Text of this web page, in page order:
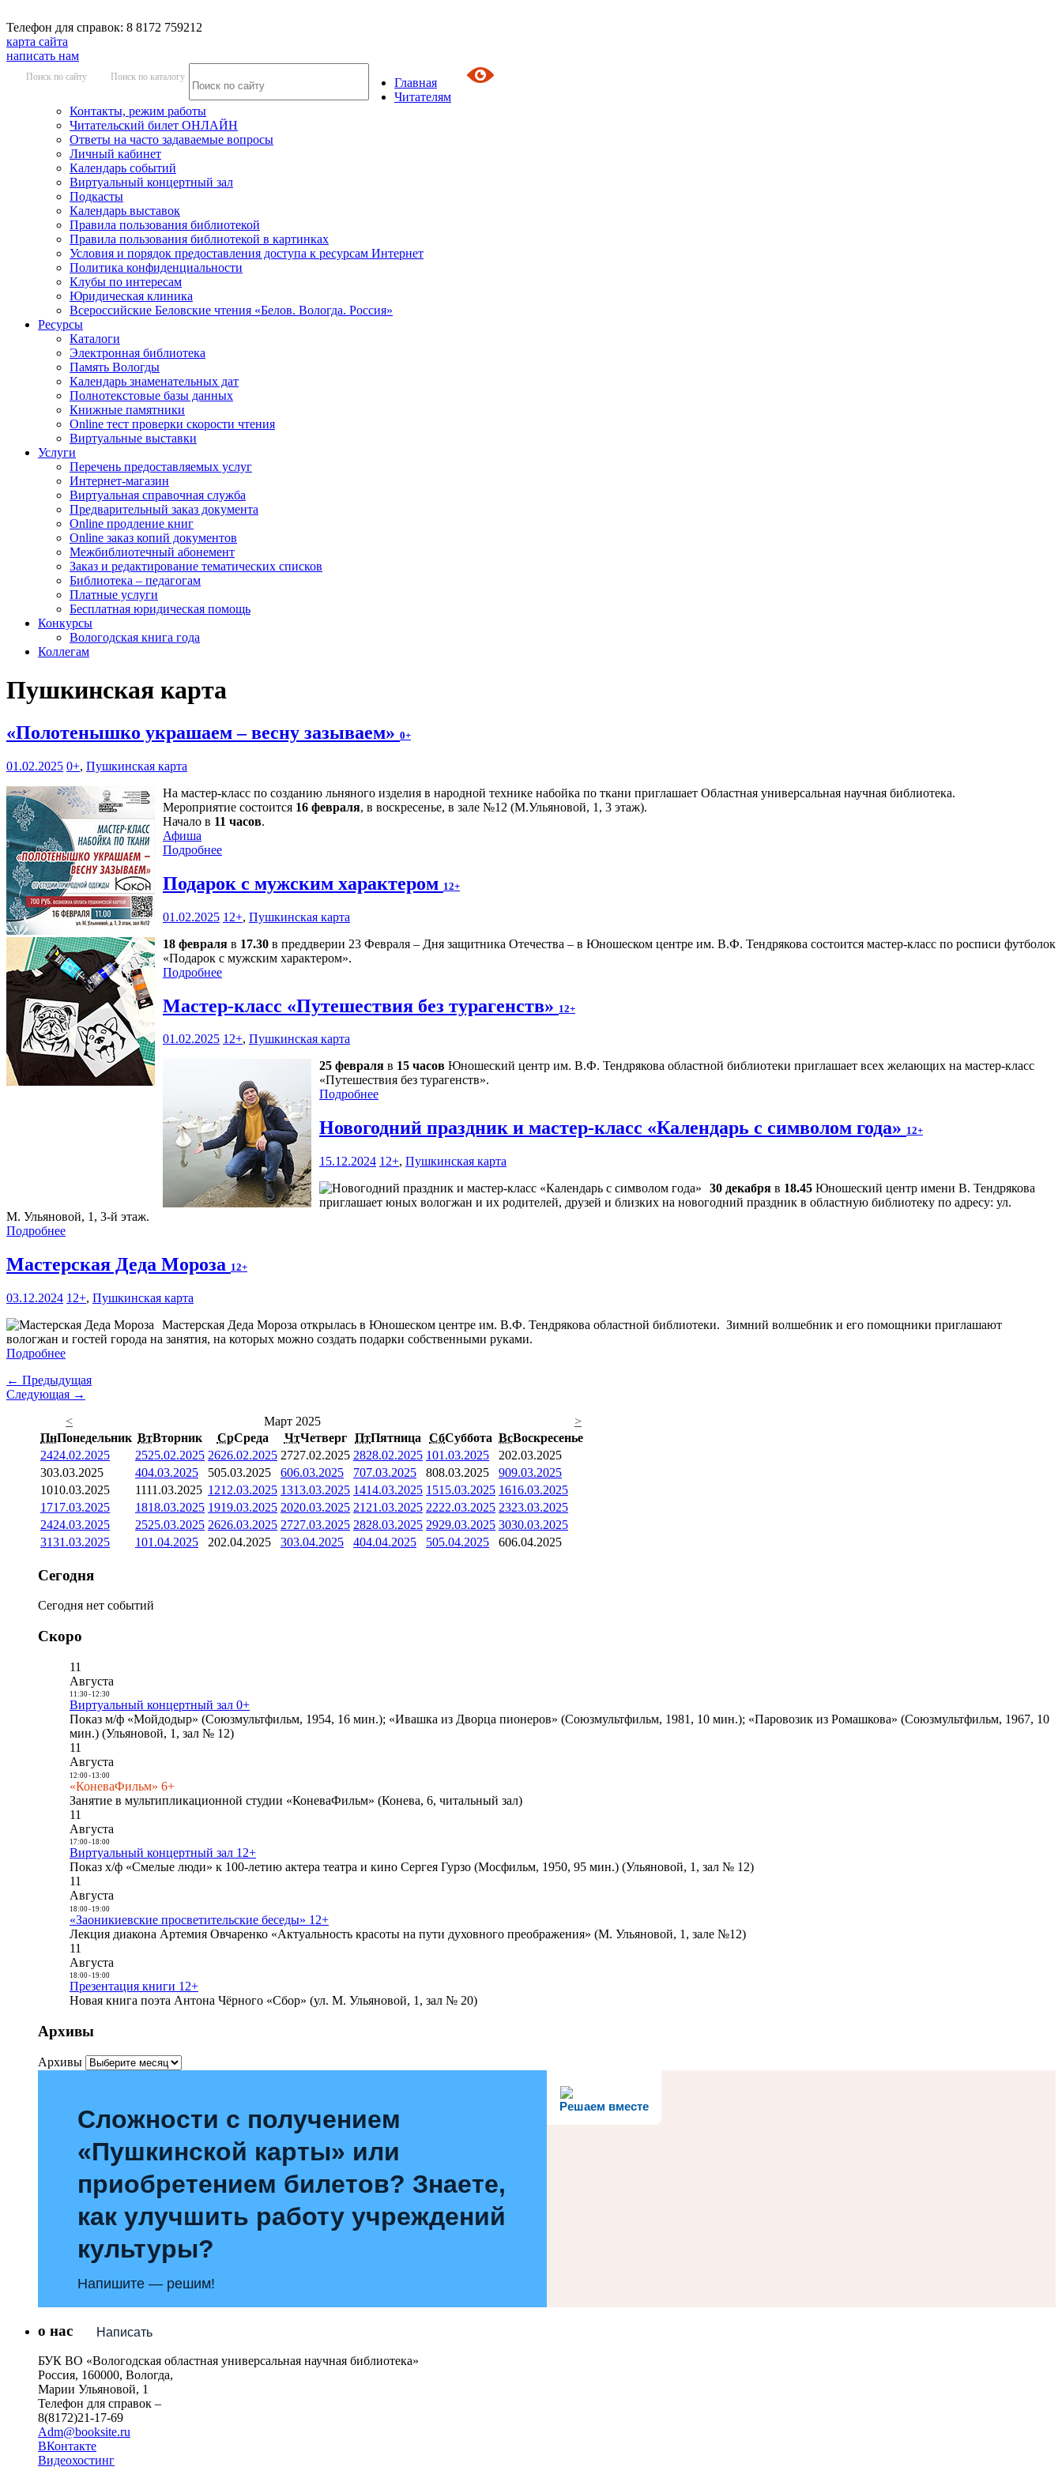
Телефон для справок: 8 8172 759212
карта сайта
написать нам
Поиск по сайту Поиск по каталогу
Главная
Читателям
Контакты, режим работы
Читательский билет ОНЛАЙН
Ответы на часто задаваемые вопросы
Личный кабинет
Календарь событий
Виртуальный концертный зал
Подкасты
Календарь выставок
Правила пользования библиотекой
Правила пользования библиотекой в картинках
Условия и порядок предоставления доступа к ресурсам Интернет
Политика конфиденциальности
Клубы по интересам
Юридическая клиника
Всероссийские Беловские чтения «Белов. Вологда. Россия»
Ресурсы
Каталоги
Электронная библиотека
Память Вологды
Календарь знаменательных дат
Полнотекстовые базы данных
Книжные памятники
Online тест проверки скорости чтения
Виртуальные выставки
Услуги
Перечень предоставляемых услуг
Интернет-магазин
Виртуальная справочная служба
Предварительный заказ документа
Online продление книг
Online заказ копий документов
Межбиблиотечный абонемент
Заказ и редактирование тематических списков
Библиотека – педагогам
Платные услуги
Бесплатная юридическая помощь
Конкурсы
Вологодская книга года
Коллегам
Пушкинская карта
«Полотенышко украшаем – весну зазываем» 0+
01.02.2025 0+, Пушкинская карта
На мастер-класс по созданию льняного изделия в народной технике набойка по ткани приглашает Областная универсальная научная библиотека.
Мероприятие состоится 16 февраля, в воскресенье, в зале №12 (М.Ульяновой, 1, 3 этаж).
Начало в 11 часов.
Афиша
Подробнее
Подарок с мужским характером 12+
01.02.2025 12+, Пушкинская карта
18 февраля в 17.30 в преддверии 23 Февраля – Дня защитника Отечества – в Юношеском центре им. В.Ф. Тендрякова состоится мастер-класс по росписи футболок
«Подарок с мужским характером».
Подробнее
Мастер-класс «Путешествия без турагенств» 12+
01.02.2025 12+, Пушкинская карта
25 февраля в 15 часов Юношеский центр им. В.Ф. Тендрякова областной библиотеки приглашает всех желающих на мастер-класс
«Путешествия без турагенств».
Подробнее
Новогодний праздник и мастер-класс «Календарь с символом года» 12+
15.12.2024 12+, Пушкинская карта
30 декабря в 18.45 Юношеский центр имени В. Тендрякова
приглашает юных вологжан и их родителей, друзей и близких на новогодний праздник в областную библиотеку по адресу: ул.
М. Ульяновой, 1, 3-й этаж.
Подробнее
Мастерская Деда Мороза 12+
03.12.2024 12+, Пушкинская карта
Мастерская Деда Мороза открылась в Юношеском центре им. В.Ф. Тендрякова областной библиотеки. Зимний волшебник и его помощники приглашают
вологжан и гостей города на занятия, на которых можно создать подарки собственными руками.
Подробнее
← Предыдущая
Следующая →
<
Март 2025
>
ПнПонедельник ВтВторник СрСреда ЧтЧетверг ПтПятница СбСуббота ВсВоскресенье
2424.02.2025 2525.02.2025 2626.02.2025 2727.02.2025 2828.02.2025 101.03.2025 202.03.2025
303.03.2025 404.03.2025 505.03.2025 606.03.2025 707.03.2025 808.03.2025 909.03.2025
1010.03.2025 1111.03.2025 1212.03.2025 1313.03.2025 1414.03.2025 1515.03.2025 1616.03.2025
1717.03.2025 1818.03.2025 1919.03.2025 2020.03.2025 21 21.03.2025 2222.03.2025 2323.03.2025
2424.03.2025 2525.03.2025 2626.03.2025 2727.03.2025 2828.03.2025 2929.03.2025 3030.03.2025
3131.03.2025 101.04.2025 202.04.2025 303.04.2025 404.04.2025 505.04.2025 606.04.2025
Сегодня
Сегодня нет событий
Скоро
11
Августа
11:30- 12:30
Виртуальный концертный зал 0+
Показ м/ф «Мойдодыр» (Союзмультфильм, 1954, 16 мин.); «Ивашка из Дворца пионеров» (Союзмультфильм, 1981, 10 мин.); «Паровозик из Ромашкова» (Союзмультфильм, 1967, 10
мин.) (Ульяновой, 1, зал № 12)
11
Августа
12:00- 13:00
«КоневаФильм» 6+
Занятие в мультипликационной студии «КоневаФильм» (Конева, 6, читальный зал)
11
Августа
17:00- 18:00
Виртуальный концертный зал 12+
Показ х/ф «Смелые люди» к 100-летию актера театра и кино Сергея Гурзо (Мосфильм, 1950, 95 мин.) (Ульяновой, 1, зал № 12)
11
Августа
18:00- 19:00
«Заоникиевские просветительские беседы» 12+
Лекция диакона Артемия Овчаренко «Актуальность красоты на пути духовного преображения» (М. Ульяновой, 1, зале №12)
11
Августа
18:00- 19:00
Презентация книги 12+
Новая книга поэта Антона Чёрного «Сбор» (ул. М. Ульяновой, 1, зал № 20)
Архивы
Архивы
Решаем вместе
Сложности с получением
«Пушкинской карты» или
приобретением билетов? Знаете,
как улучшить работу учреждений
культуры?
Напишите — решим!
Написать
о нас
БУК ВО «Вологодская областная универсальная научная библиотека»
Россия, 160000, Вологда,
Марии Ульяновой, 1
Телефон для справок –
8(8172)21-17-69
Adm@booksite.ru
ВКонтакте
Видеохостинг